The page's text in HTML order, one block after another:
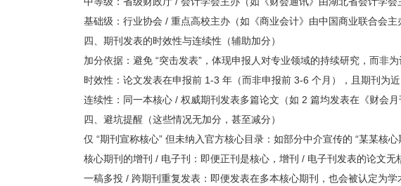
基础级：行业协会 / 重点高校主办（如《商业会计》由中国商业联合会主
四、期刊发表的时效性与连续性（辅助加分）
加分依据：避免 “突击发表”，体现申报人对专业领域的持续研究，而非为
时效性：论文发表在申报前 1-3 年（而非申报前 3-6 个月），且期刊为
连续性：同一本核心 / 权威期刊发表多篇论文（如 2 篇均发表在《财会
四、避坑提醒（这些情况无加分，甚至减分）
仅 “期刊宣称核心” 但未纳入官方核心目录：如部分中介宣传的 “某某核
核心期刊的增刊 / 电子刊：即便正刊是核心，增刊 / 电子刊发表的论文无
一稿多投 / 跨期刊重复发表：即便发表在多本核心期刊，也会被认定为学